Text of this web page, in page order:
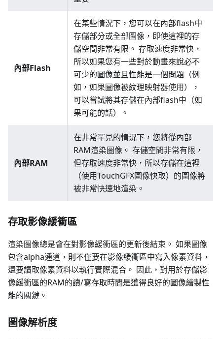
內部Flash
在某些情況下，您可以在內部flash中
存儲部分或全部圖像，即使這裡的存
儲空間非常有限。 存取速度非常快，
所以如果您有一些對於動畫來說必不
可少的圖像並且性能是一個問題（例
如，如果圖像被紋理映射器使用），
可以嘗試將其存儲在內部flash中（如
果可能的話）。
內部RAM
在非常罕見的情況下，您將從內部
RAM渲染圖像。 存儲空間非常有限，
但存取速度非常快，所以存儲在這裡
（使用TouchGFX圖像快取）的圖像將
被非常快速地渲染。
存取影像緩衝區
渲染圖像總是會在對影像緩衝區的更新後結束。 如果圖像
包含alpha通道，則不僅要在影像緩衝區中寫入像素資料，
還要讀取像素資料以執行實際混合。 因此，對用於存儲影
像緩衝區的RAM的讀/寫存取時間是獲得良好的圖像繪製性
能的關鍵。
圖像解析度